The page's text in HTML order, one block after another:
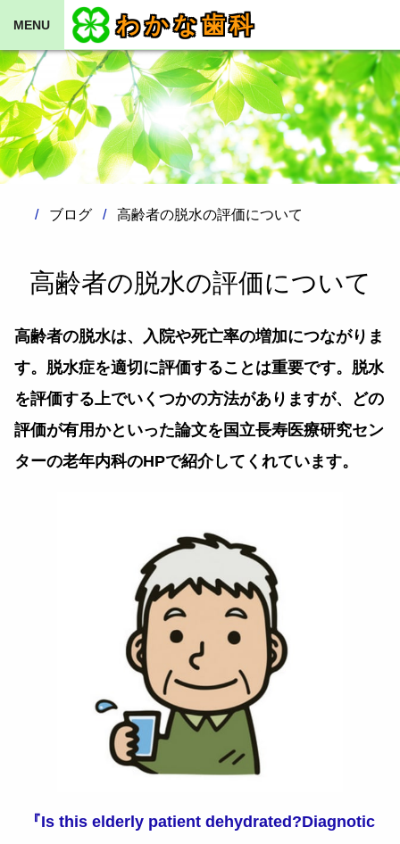
MENU わかな歯科
ブログ 高齢者の脱水の評価について
高齢者の脱水の評価について
高齢者の脱水は、入院や死亡率の増加につながりま
す。脱水症を適切に評価することは重要です。脱水
を評価する上でいくつかの方法がありますが、どの
評価が有用かといった論文を国立長寿医療研究セン
ターの老年内科のHPで紹介してくれています。
『Is this elderly patient dehydrated?Diagnotic